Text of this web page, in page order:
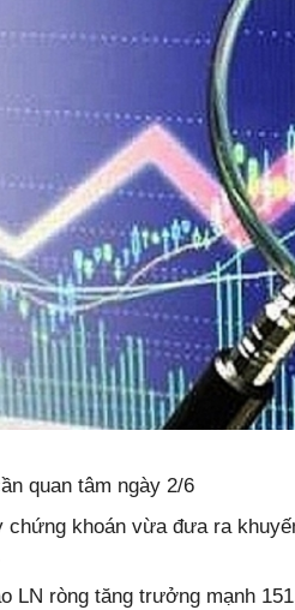
quan tâm ngày 2/6
chứng khoán vừa đưa ra
LN ròng tăng trưởng mạnh